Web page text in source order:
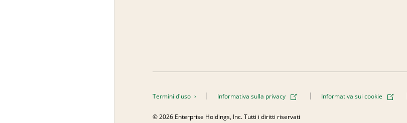
Termini d'uso Informativa sulla privacy Informativa sui cookie
© 2026 Enterprise Holdings, Inc. Tutti i diritti riservati